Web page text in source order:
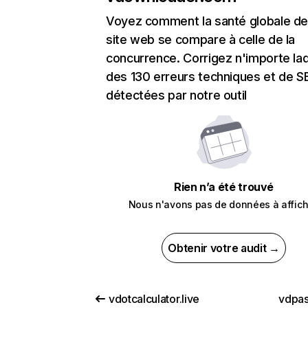
Voyez comment la santé globale
site web se compare à celle de la
concurrence. Corrigez n'importe
des 130 erreurs techniques et de
détectées par notre outil
Rien n’a été trouvé
Nous n'avons pas de données à
Obtenir votre audit →
vdotcalculator.live